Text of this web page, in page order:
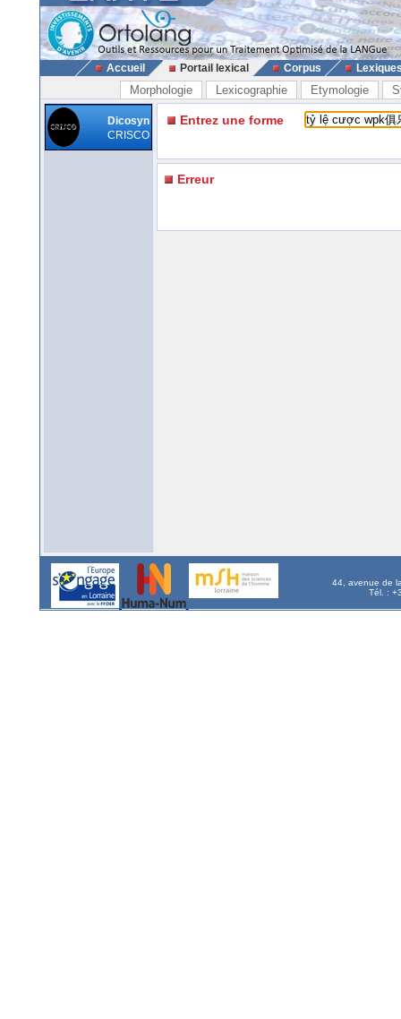
Accueil Portail lexical Corpus
Morphologie Lexicographie Etymologie
Dicosyn
CRISCO
Entrez une forme
Erreur
44, avenue de
Tél. :